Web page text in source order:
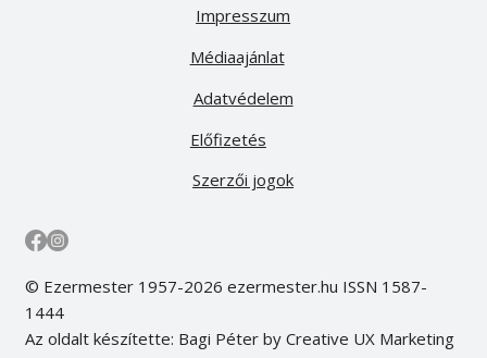
Médiaajánlat
Előfizetés
Impresszum
Adatvédelem
Szerzői jogok
© Ezermester 1957-2026 ezermester.hu ISSN 1587-
1444
Az oldalt készítette: Bagi Péter by Creative UX Marketing